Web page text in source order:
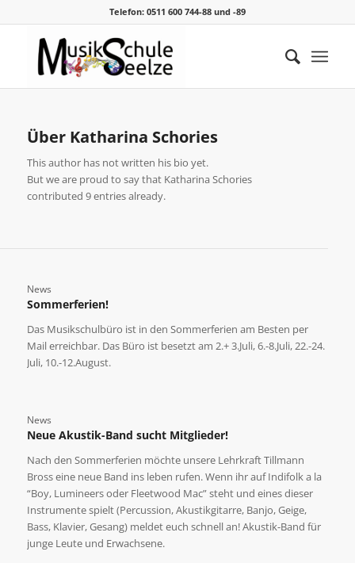
Telefon: 0511 600 744-88 und -89
Über Katharina Schories
This author has not written his bio yet.
But we are proud to say that Katharina Schories
contributed 9 entries already.
News
Sommerferien!
Das Musikschulbüro ist in den Sommerferien am Besten per
Mail erreichbar. Das Büro ist besetzt am 2.+ 3.Juli, 6.-8.Juli, 22.-24.
Juli, 10.-12.August.
News
Neue Akustik-Band sucht Mitglieder!
Nach den Sommerferien möchte unsere Lehrkraft Tillmann
Bross eine neue Band ins leben rufen. Wenn ihr auf Indifolk a la
“Boy, Lumineers oder Fleetwood Mac” steht und eines dieser
Instrumente spielt (Percussion, Akustikgitarre, Banjo, Geige,
Bass, Klavier, Gesang) meldet euch schnell an! Akustik-Band für
junge Leute und Erwachsene.